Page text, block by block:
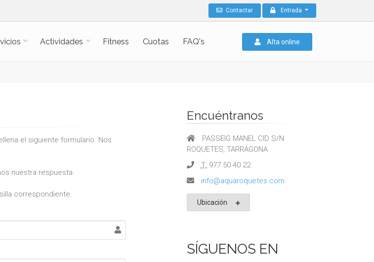
Contactar Entrada
Actividades Fitness Cuotas FAQ's Alta online
el siguiente formulario. Nos
nuestra respuesta.
correspondiente.
Encuéntranos
PASSEIG MANEL CID S/N
ROQUETES, TARRAGONA
T: 977 50 40 22
info@aquaroquetes.com
Ubicación
SÍGUENOS EN